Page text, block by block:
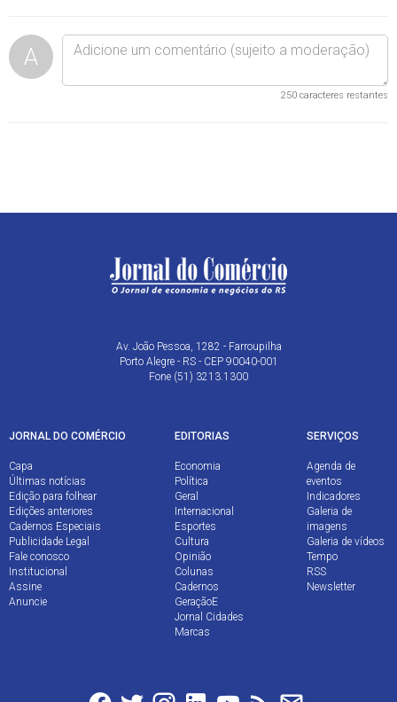
A
250 caracteres restantes
Av. João Pessoa, 1282 - Farroupilha
Porto Alegre - RS - CEP 90040-001
Fone (51) 3213.1300
JORNAL DO COMÉRCIO
Capa
Últimas notícias
Edição para folhear
Edições anteriores
Cadernos Especiais
Publicidade Legal
Fale conosco
Institucional
Assine
Anuncie
EDITORIAS
Economia
Política
Geral
Internacional
Esportes
Cultura
Opinião
Colunas
Cadernos
GeraçãoE
Jornal Cidades
Marcas
SERVIÇOS
Agenda de
eventos
Indicadores
Galeria de
imagens
Galeria de vídeos
Tempo
RSS
Newsletter